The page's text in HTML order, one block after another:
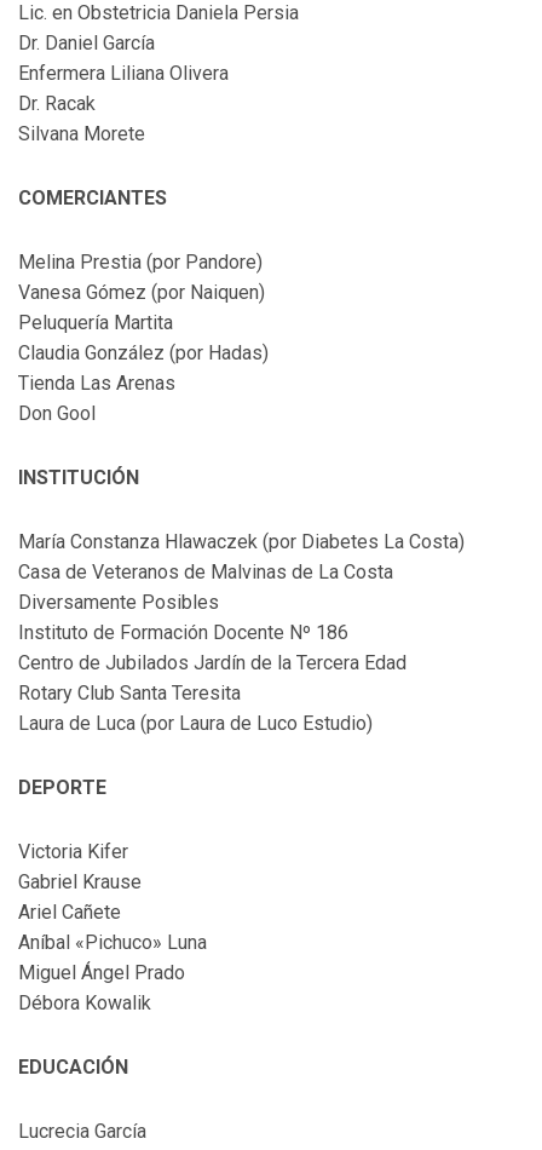
Lic. en Obstetricia Daniela Persia
Dr. Daniel García
Enfermera Liliana Olivera
Dr. Racak
Silvana Morete
COMERCIANTES
Melina Prestia (por Pandore)
Vanesa Gómez (por Naiquen)
Peluquería Martita
Claudia González (por Hadas)
Tienda Las Arenas
Don Gool
INSTITUCIÓN
María Constanza Hlawaczek (por Diabetes La Costa)
Casa de Veteranos de Malvinas de La Costa
Diversamente Posibles
Instituto de Formación Docente Nº 186
Centro de Jubilados Jardín de la Tercera Edad
Rotary Club Santa Teresita
Laura de Luca (por Laura de Luco Estudio)
DEPORTE
Victoria Kifer
Gabriel Krause
Ariel Cañete
Aníbal «Pichuco» Luna
Miguel Ángel Prado
Débora Kowalik
EDUCACIÓN
Lucrecia García